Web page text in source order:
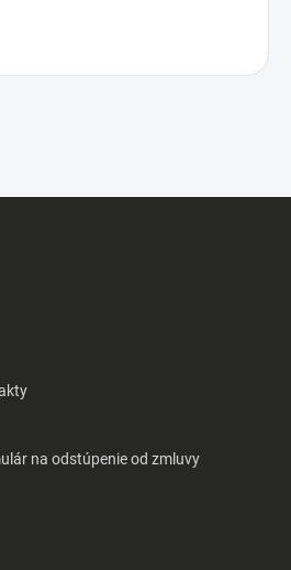
na odstúpenie od zmluvy